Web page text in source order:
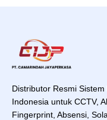
Distributor Resmi
Indonesia untuk CCTV,
Fingerprint, Absensi,